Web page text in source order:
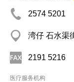
2574 5201
湾仔 石水渠
2191 5216
医疗服务机构